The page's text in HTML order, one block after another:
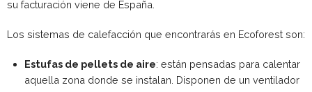
su facturación viene de España.
Los sistemas de calefacción que encontrarás en Ecoforest son:
Estufas de pellets de aire: están pensadas para calentar
aquella zona donde se instalan. Disponen de un ventilador